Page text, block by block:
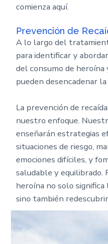
comienza aquí.
Prevención de
A lo largo del
para identificar y
del consumo de heroína
pueden desencadenar la
La prevención de
nuestro enfoque.
enseñarán estrategias
situaciones de riesgo,
emociones difíciles, y
saludable y equilibrado.
heroína no solo
sino también